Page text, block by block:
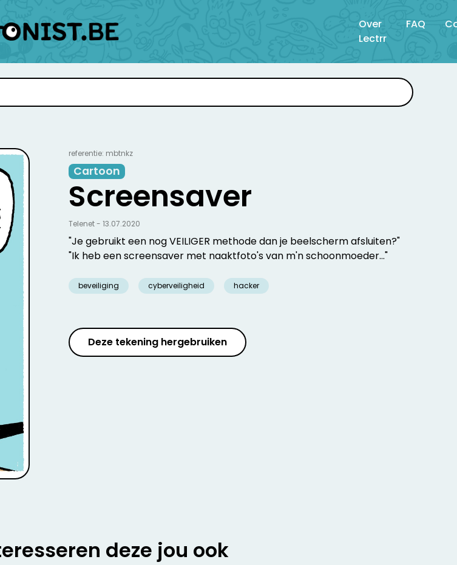
Over
Lectrr
FAQ
referentie: mbtnkz
Cartoon
Screensaver
"Je gebruikt een nog VEILIGER methode dan je beelscherm afsluiten?"
"Ik heb een screensaver met naaktfoto's van m'n schoonmoeder..."
beveiliging cyberveiligheid hacker
Telenet - 13.07.2020
Deze tekening hergebruiken
deze jou ook